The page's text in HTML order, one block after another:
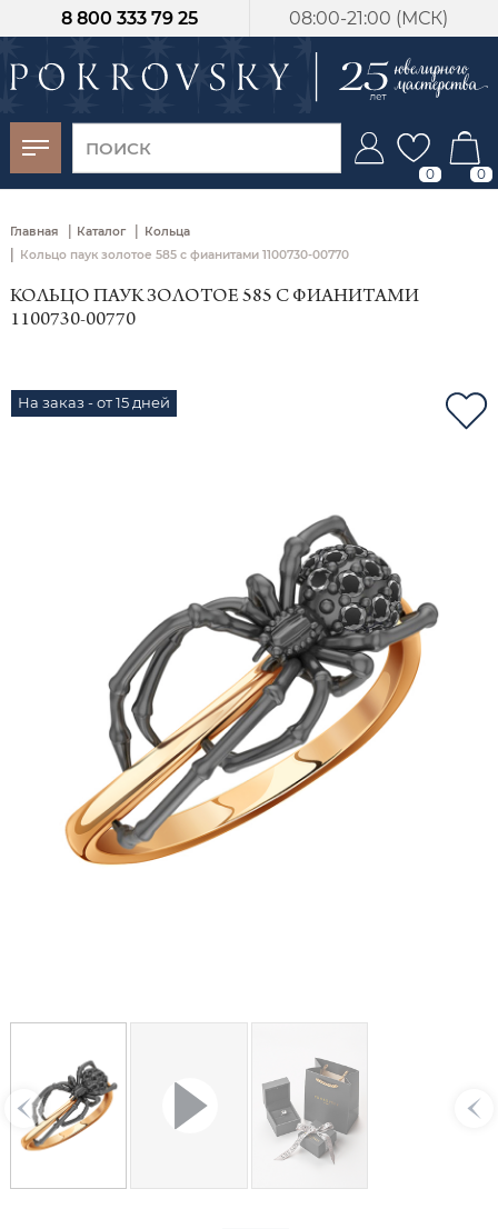
08:00-21:00 (МСК)
8 800 333 79 25
0 0
Главная | Каталог | Кольца
| Кольцо паук золотое 585 с фианитами 1100730-00770
КОЛЬЦО ПАУК ЗОЛОТОЕ 585 С ФИАНИТАМИ
1100730-00770
На заказ - от 15 дней
-30%
от 15 дней с
момента оплаты